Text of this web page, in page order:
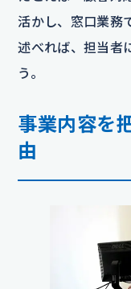
活かし、窓口業務
述べれば、担当者
う。
事業内容を
由